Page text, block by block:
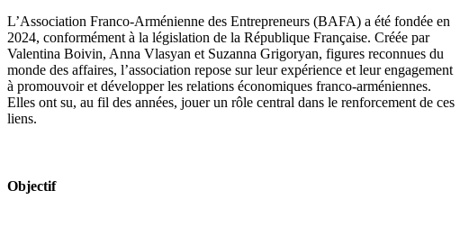
L’Association Franco-Arménienne des Entrepreneurs (BAFA) a été fondée en
2024, conformément à la législation de la République Française. Créée par
Valentina Boivin, Anna Vlasyan et Suzanna Grigoryan, figures reconnues du
monde des affaires, l’association repose sur leur expérience et leur engagement
à promouvoir et développer les relations économiques franco-arméniennes.
Elles ont su, au fil des années, jouer un rôle central dans le renforcement de ces
liens.
Objectif